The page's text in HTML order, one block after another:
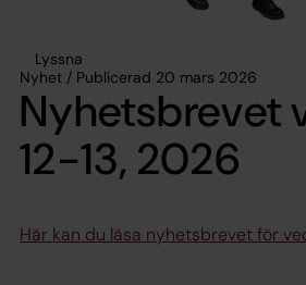
Lyssna
Nyhet / Publicerad 20 mars 2026
Nyhetsbrevet
12-13, 2026
Här kan du läsa nyhetsbrevet för